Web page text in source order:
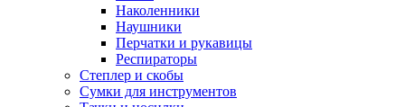
Наколенники
Наушники
Перчатки и рукавицы
Респираторы
Степлер и скобы
Сумки для инструментов